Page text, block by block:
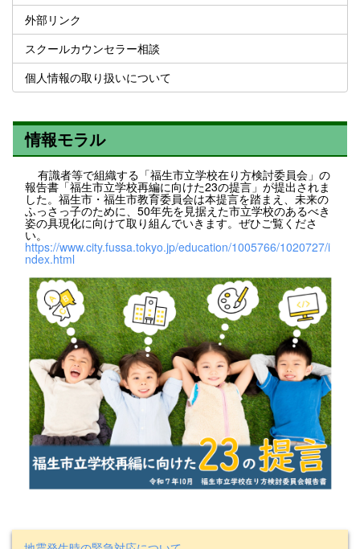
外部リンク
スクールカウンセラー相談
個人情報の取り扱いについて
情報モラル
有識者等で組織する「福生市立学校在り方検討委員会」の
報告書「福生市立学校再編に向けた23の提言」が提出されま
した。福生市・福生市教育委員会は本提言を踏まえ、未来の
ふっさっ子のために、50年先を見据えた市立学校のあるべき
姿の具現化に向けて取り組んでいきます。ぜひご覧くださ
い。
https://www.city.fussa.tokyo.jp/education/1005766/1020727/i
ndex.html